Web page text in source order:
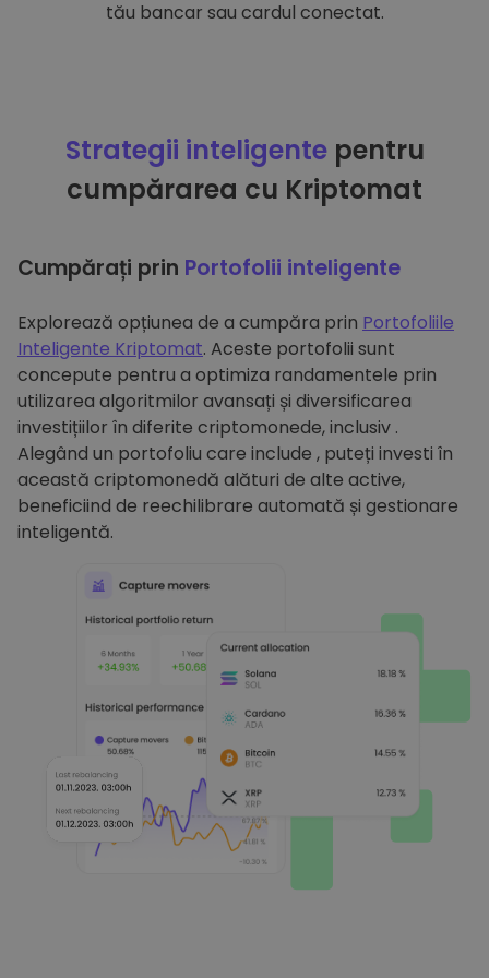
tău bancar sau cardul conectat.
Strategii inteligentepentru
cumpărarea cu Kriptomat
Cumpărați prin Portofolii inteligente
Explorează opțiunea de a cumpăra prin Portofoliile
Inteligente Kriptomat. Aceste portofolii sunt
concepute pentru a optimiza randamentele prin
utilizarea algoritmilor avansați și diversificarea
investițiilor în diferite criptomonede, inclusiv .
Alegând un portofoliu care include , puteți investi în
această criptomonedă alături de alte active,
beneficiind de reechilibrare automată și gestionare
inteligentă.